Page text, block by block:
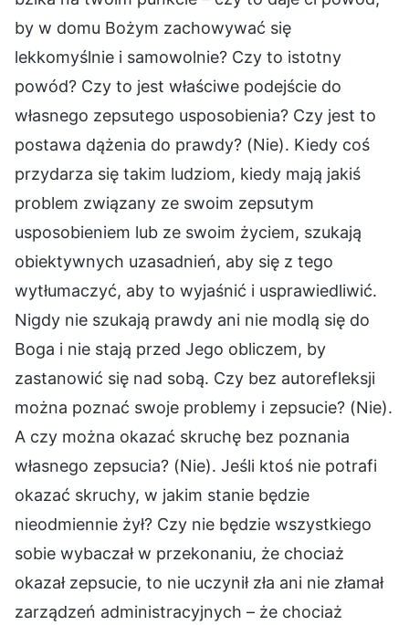
by w domu Bożym zachowywać się
lekkomyślnie i samowolnie? Czy to istotny
powód? Czy to jest właściwe podejście do
własnego zepsutego usposobienia? Czy jest to
postawa dążenia do prawdy? (Nie). Kiedy coś
przydarza się takim ludziom, kiedy mają jakiś
problem związany ze swoim zepsutym
usposobieniem lub ze swoim życiem, szukają
obiektywnych uzasadnień, aby się z tego
wytłumaczyć, aby to wyjaśnić i usprawiedliwić.
Nigdy nie szukają prawdy ani nie modlą się do
Boga i nie stają przed Jego obliczem, by
zastanowić się nad sobą. Czy bez autorefleksji
można poznać swoje problemy i zepsucie? (Nie).
A czy można okazać skruchę bez poznania
własnego zepsucia? (Nie). Jeśli ktoś nie potrafi
okazać skruchy, w jakim stanie będzie
nieodmiennie żył? Czy nie będzie wszystkiego
sobie wybaczał w przekonaniu, że chociaż
okazał zepsucie, to nie uczynił zła ani nie złamał
zarządzeń administracyjnych – że chociaż